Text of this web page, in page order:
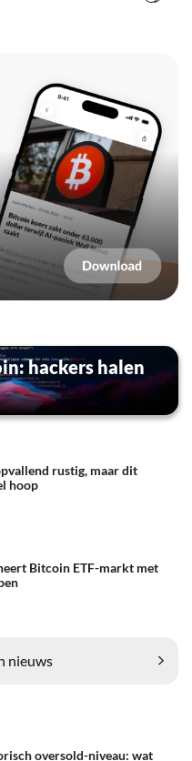
hackers halen
rustig, maar dit
hoop
Bitcoin ETF-markt met
nieuws
oversold-niveau: wat